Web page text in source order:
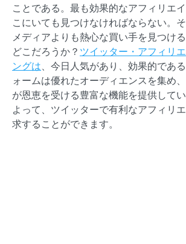
ことである。最も効果的なアフィリエ
こにいても見つけなければならない。
メディアよりも熱心な買い手を見つけ
どこだろうか？ ツイッター・アフィリ
ングは 、今日人気があり、効果的であ
ォームは優れたオーディエンスを集め
が恩恵を受ける豊富な機能を提供して
よって、ツイッターで有利なアフィリ
求することができます。